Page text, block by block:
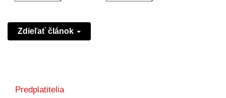
Zdieľať článok
Predplatitelia